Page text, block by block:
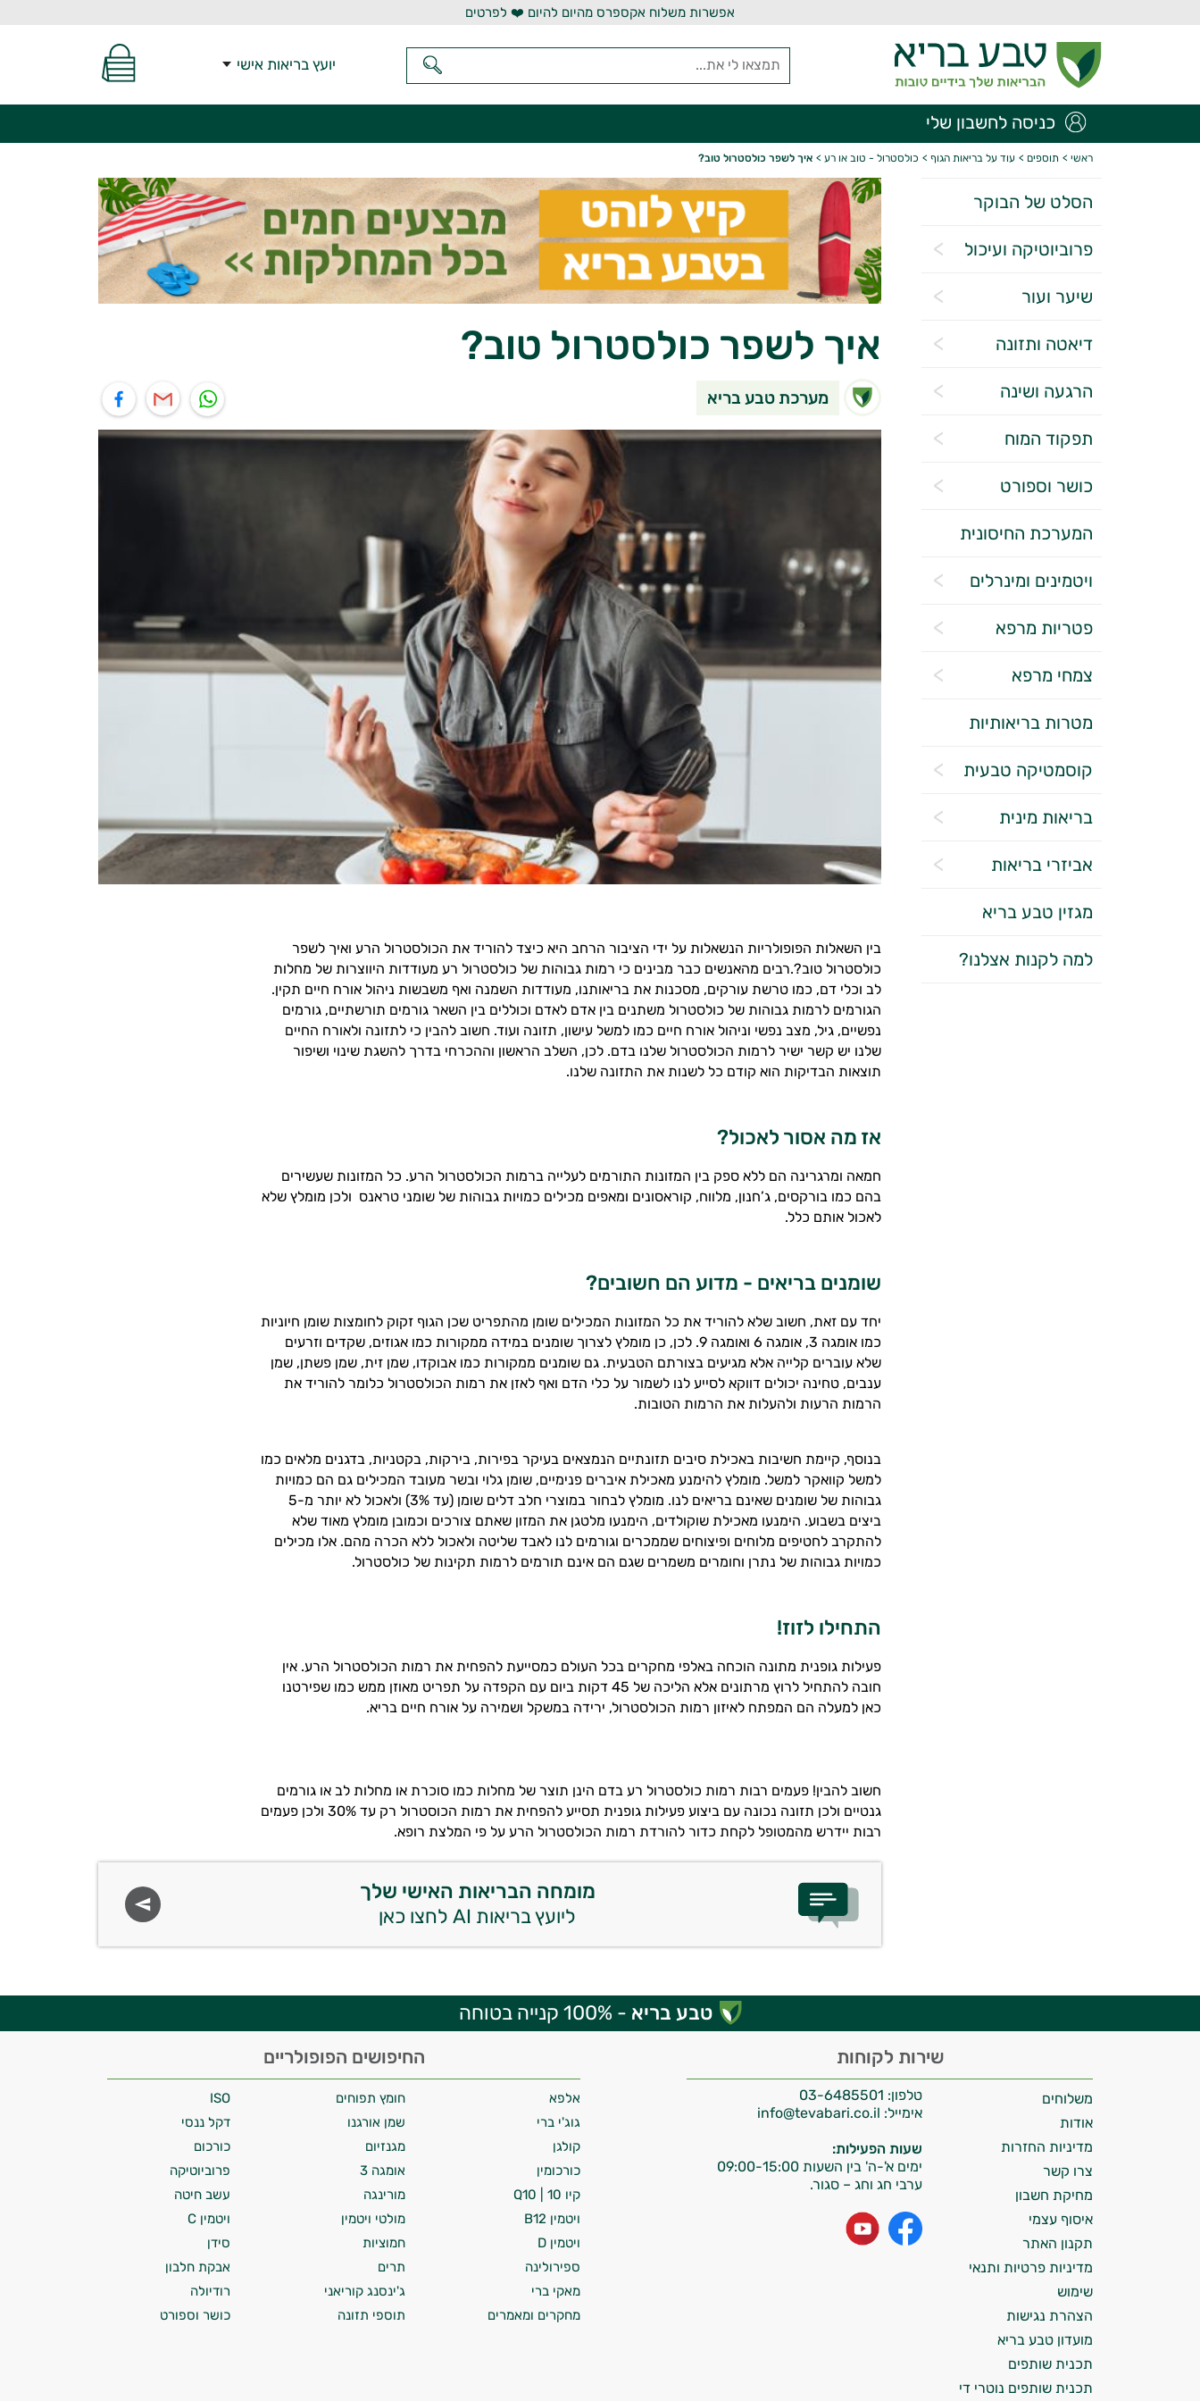
אפשרות משלוח אקספרס מהיום להיום ❤️ לפרטים
יועץ בריאות אישי
כניסה לחשבון שלי
ראשי > תוספים > עוד על בריאות הגוף > כולסטרול - טוב או רע > איך לשפר כולסטרול טוב?
הסלט של הבוקר
פרוביוטיקה ועיכול
שיער ועור
דיאטה ותזונה
הרגעה ושינה
תפקוד המוח
כושר וספורט
המערכת החיסונית
ויטמינים ומינרלים
פטריות מרפא
צמחי מרפא
מטרות בריאותיות
קוסמטיקה טבעית
בריאות מינית
אביזרי בריאות
מגזין טבע בריא
למה לקנות אצלנו?
איך לשפר כולסטרול טוב?
מערכת טבע בריא
בין השאלות הפופולריות הנשאלות על ידי הציבור הרחב היא כיצד להוריד את הכולסטרול הרע ואיך לשפר
כולסטרול טוב?.רבים מהאנשים כבר מבינים כי רמות גבוהות של כולסטרול רע מעודדות היווצרות של מחלות
לב וכלי דם, כמו טרשת עורקים, מסכנות את בריאותנו, מעודדות השמנה ואף משבשות ניהול אורח חיים תקין.
הגורמים לרמות גבוהות של כולסטרול משתנים בין אדם לאדם וכוללים בין השאר גורמים תורשתיים, גורמים
נפשיים, גיל, מצב נפשי וניהול אורח חיים כמו למשל עישון, תזונה ועוד. חשוב להבין כי לתזונה ולאורח החיים
שלנו יש קשר ישיר לרמות הכולסטרול שלנו בדם. לכן, השלב הראשון וההכרחי בדרך להשגת שינוי ושיפור
תוצאות הבדיקות הוא קודם כל לשנות את התזונה שלנו.
אז מה אסור לאכול?
חמאה ומרגרינה הם ללא ספק בין המזונות התורמים לעלייה ברמות הכולסטרול הרע. כל המזונות שעשירים
בהם כמו בורקסים, ג’חנון, מלווח, קוראסונים ומאפים מכילים כמויות גבוהות של שומני טראנס ולכן מומלץ שלא
לאכול אותם כלל.
שומנים בריאים - מדוע הם חשובים?
יחד עם זאת, חשוב שלא להוריד את כל המזונות המכילים שומן מהתפריט שכן הגוף זקוק לחומצות שומן חיוניות
כמו אומגה 3, אומגה 6 ואומגה 9. לכן, כן מומלץ לצרוך שומנים במידה ממקורות כמו אגוזים, שקדים וזרעים
שלא עוברים קלייה אלא מגיעים בצורתם הטבעית. גם שומנים ממקורות כמו אבוקדו, שמן זית, שמן פשתן, שמן
ענבים, טחינה יכולים דווקא לסייע לנו לשמור על כלי הדם ואף לאזן את רמות הכולסטרול כלומר להוריד את
הרמות הרעות ולהעלות את הרמות הטובות.
בנוסף, קיימת חשיבות באכילת סיבים תזונתיים הנמצאים בעיקר בפירות, בירקות, בקטניות, בדגנים מלאים כמו
למשל קוואקר למשל. מומלץ להימנע מאכילת איברים פנימיים, שומן גלוי ובשר מעובד המכילים גם הם כמויות
גבוהות של שומנים שאינם בריאים לנו. מומלץ לבחור במוצרי חלב דלים שומן (עד 3%) ולאכול לא יותר מ-5
ביצים בשבוע. הימנעו מאכילת שוקולדים, הימנעו מלטגן את המזון שאתם צורכים וכמובן מומלץ מאוד שלא
להתקרב לחטיפים מלוחים ופיצוחים שממכרים וגורמים לנו לאבד שליטה ולאכול ללא הכרה מהם. אלו מכילים
כמויות גבוהות של נתרן וחומרים משמרים שגם הם אינם תורמים לרמות תקינות של כולסטרול.
התחילו לזוז!
פעילות גופנית מתונה הוכחה באלפי מחקרים בכל העולם כמסייעת להפחית את רמות הכולסטרול הרע. אין
חובה להתחיל לרוץ מרתונים אלא הליכה של 45 דקות ביום עם הקפדה על תפריט מאוזן ממש כמו שפירטנו
כאן למעלה הם המפתח לאיזון רמות הכולסטרול, ירידה במשקל ושמירה על אורח חיים בריא.
חשוב להבין!פעמים רבות רמות כולסטרול רע בדם הינן תוצר של מחלות כמו סוכרת או מחלות לב או גורמים
גנטיים ולכן תזונה נכונה עם ביצוע פעילות גופנית תסייע להפחית את רמות הכוסטרול רק עד30% ולכן פעמים
רבות יידרש מהמטופל לקחת כדור להורדת רמות הכולסטרול הרע על פי המלצת רופא.
מומחה הבריאות האישי שלך
ליועץ בריאות AI לחצו כאן
טבע בריא - 100% קנייה בטוחה
שירות לקוחות
טלפון: 03-6485501
אימייל:
שעות הפעילות:
ימים א'-ה' בין השעות 09:00-15:00
ערבי חג וחג – סגור.
משלוחים
אודות
מדיניות החזרות
צרו קשר
מחיקת חשבון
איסוף עצמי
תקנון האתר
מדיניות פרטיות ותנאי
שימוש
הצהרת נגישות
מועדון טבע בריא
תכנית שותפים
תכנית שותפים נוטרי די
החיפושים הפופולריים
אלפא חומץ תפוחים
ISO
גוג'י ברי
שמן אורגנו
דקל ננסי
קולגן
מגנזיום
כורכום
כורכומין
אומגה 3
פרוביוטיקה
קיו 10 | Q10
מורינגה
עשב חיטה
ויטמין B12
מולטי ויטמין
ויטמין C
ויטמין D
חמוציות
סידן
ספירולינה
תרים
אבקת חלבון
מאקי ברי
ג'ינסנג קוריאני
רודיולה
מחקרים ומאמרים
תוספי תזונה כושר וספורט
התשובות שלי מבוססות על מאגרי מידע קליניים
וספרות מקצועית בתחומי הרפואה הטבעית
ותזונת הספורט.
אני כאן כדי לעזור לך להתאים את תוספי
התזונה ומוצרי הבריאות המדויקים למטרות
ולמצב הגופני שלך, ולהסביר לך אילו רכיבים
עובדים יחד כדי למקסם תוצאות גם בחיי היום
המטרה שלי היא להתאים עבורך המלצות
אישיות מבוססות מדעית.